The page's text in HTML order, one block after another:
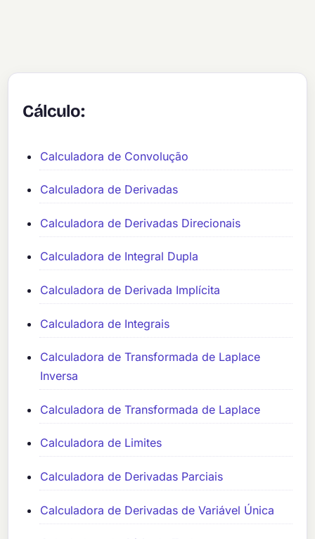
Cálculo:
Calculadora de Convolução
Calculadora de Derivadas
Calculadora de Derivadas Direcionais
Calculadora de Integral Dupla
Calculadora de Derivada Implícita
Calculadora de Integrais
Calculadora de Transformada de Laplace
Inversa
Calculadora de Transformada de Laplace
Calculadora de Limites
Calculadora de Derivadas Parciais
Calculadora de Derivadas de Variável Única